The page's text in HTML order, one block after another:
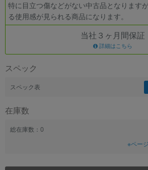
特に目立つ傷などがない中古品となります
る使用感が見られる商品になります。
当社３ヶ月間保証
詳細はこちら
スペック
スペック表
在庫数
総在庫数：0
※ペー
ランク
商品状態の絞り込み
「新品」「未使用」「中古」など
CPUの絞り込み
OS
OSの絞り込み